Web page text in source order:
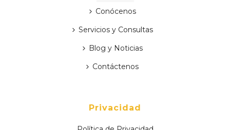
Conócenos
Servicios y Consultas
Blog y Noticias
Contáctenos
Privacidad